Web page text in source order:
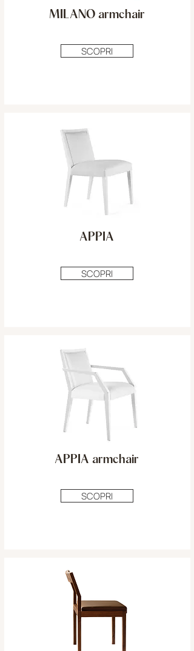
SCOPRI
MILANO armchair
SCOPRI
APPIA
SCOPRI
APPIA armchair